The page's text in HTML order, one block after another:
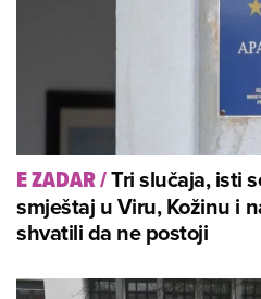
E ZADAR/Tri slučaja, isti
smještaj u Viru, Kožinu i
shvatili da ne postoji